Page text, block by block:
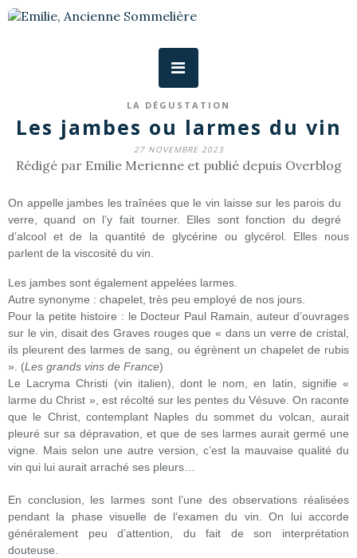
LA DÉGUSTATION
Les jambes ou larmes du vin
27 NOVEMBRE 2023
Rédigé par Emilie Merienne et publié depuis Overblog
On appelle jambes les traînées que le vin laisse sur les parois du
verre, quand on l’y fait tourner. Elles sont fonction du degré
d’alcool et de la quantité de glycérine ou glycérol. Elles nous
parlent de la viscosité du vin.
Les jambes sont également appelées larmes.
Autre synonyme : chapelet, très peu employé de nos jours.
Pour la petite histoire : le Docteur Paul Ramain, auteur d’ouvrages
sur le vin, disait des Graves rouges que « dans un verre de cristal,
ils pleurent des larmes de sang, ou égrènent un chapelet de rubis
». (Les grands vins de France)
Le Lacryma Christi (vin italien), dont le nom, en latin, signifie «
larme du Christ », est récolté sur les pentes du Vésuve. On raconte
que le Christ, contemplant Naples du sommet du volcan, aurait
pleuré sur sa dépravation, et que de ses larmes aurait germé une
vigne. Mais selon une autre version, c’est la mauvaise qualité du
vin qui lui aurait arraché ses pleurs…
En conclusion, les larmes sont l’une des observations réalisées
pendant la phase visuelle de l’examen du vin. On lui accorde
généralement peu d’attention, du fait de son interprétation
douteuse.